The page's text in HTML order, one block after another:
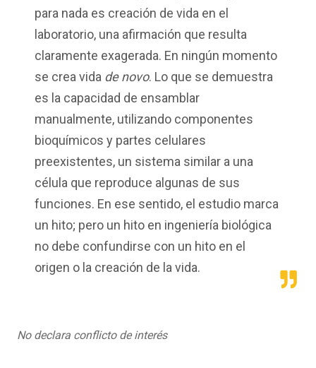
para nada es creación de vida en el
laboratorio, una afirmación que resulta
claramente exagerada. En ningún momento
se crea vida de novo. Lo que se demuestra
es la capacidad de ensamblar
manualmente, utilizando componentes
bioquímicos y partes celulares
preexistentes, un sistema similar a una
célula que reproduce algunas de sus
funciones. En ese sentido, el estudio marca
un hito; pero un hito en ingeniería biológica
no debe confundirse con un hito en el
origen o la creación de la vida.
No declara conflicto de interés